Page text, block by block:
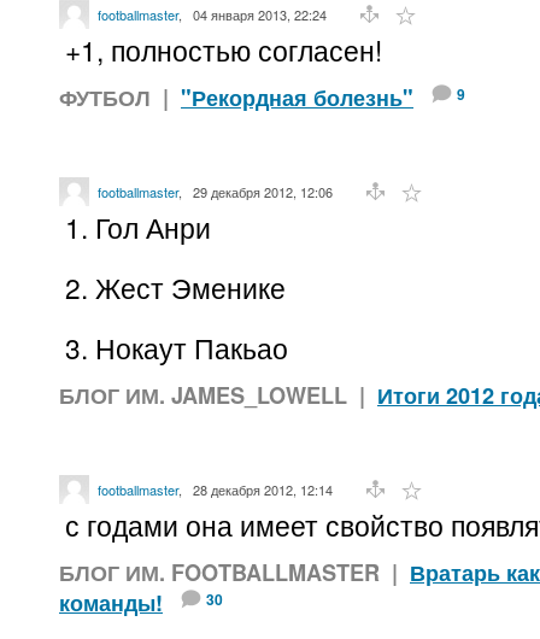
footballmaster, 04 января 2013, 22:24
+1, полностью согласен!
ФУТБОЛ | "Рекордная болезнь" 9
footballmaster, 29 декабря 2012, 12:06
1. Гол Анри
2. Жест Эменике
3. Нокаут Пакьао
БЛОГ ИМ. JAMES_LOWELL | Итоги 2012
footballmaster, 28 декабря 2012, 12:14
с годами она имеет свойство
БЛОГ ИМ. FOOTBALLMASTER | Вратарь
команды!
30